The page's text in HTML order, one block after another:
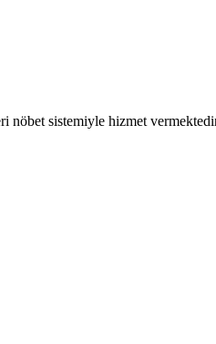
nöbet sistemiyle hizmet